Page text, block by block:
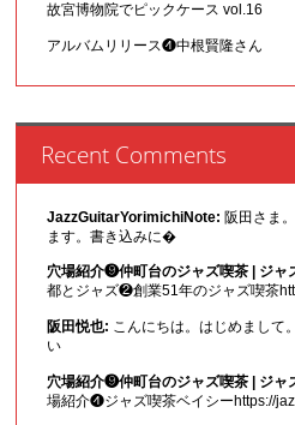
故宮博物院でピックケース vol.16
アルバムリリース❹中根賢隆さん
Recent Comments
JazzGuitarYorimichiNote: 阪田さま
ます。書き込みに�
穴場紹介❾仲町台のジャズ喫茶 | ジャ
都とジャズ❷創業51年のジャズ喫茶
阪田悦也: こんにちは。はじめまして
い
穴場紹介❾仲町台のジャズ喫茶 | ジャ
場紹介❹ジャズ喫茶ベイシーhttps://